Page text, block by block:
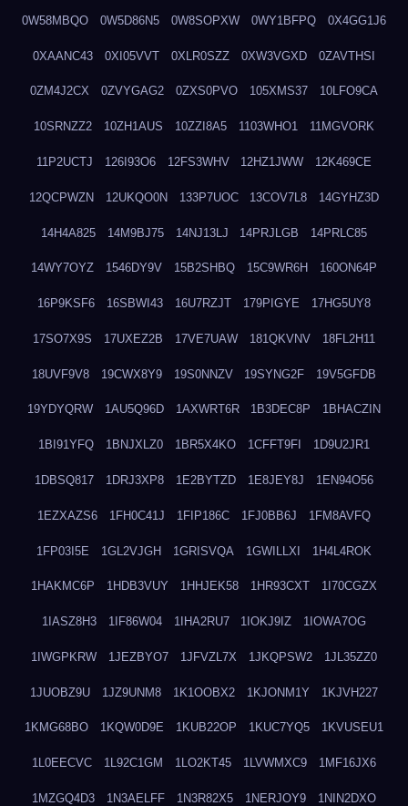
0W58MBQO 0W5D86N5 0W8SOPXW 0WY1BFPQ 0X4GG1J6
0XAANC43 0XI05VVT 0XLR0SZZ 0XW3VGXD 0ZAVTHSI
0ZM4J2CX 0ZVYGAG2 0ZXS0PVO 105XMS37 10LFO9CA
10SRNZZ2 10ZH1AUS 10ZZI8A5 1103WHO1 11MGVORK
11P2UCTJ 126I93O6 12FS3WHV 12HZ1JWW 12K469CE
12QCPWZN 12UKQO0N 133P7UOC 13COV7L8 14GYHZ3D
14H4A825 14M9BJ75 14NJ13LJ 14PRJLGB 14PRLC85
14WY7OYZ 1546DY9V 15B2SHBQ 15C9WR6H 160ON64P
16P9KSF6 16SBWI43 16U7RZJT 179PIGYE 17HG5UY8
17SO7X9S 17UXEZ2B 17VE7UAW 181QKVNV 18FL2H11
18UVF9V8 19CWX8Y9 19S0NNZV 19SYNG2F 19V5GFDB
19YDYQRW 1AU5Q96D 1AXWRT6R 1B3DEC8P 1BHACZIN
1BI91YFQ 1BNJXLZ0 1BR5X4KO 1CFFT9FI 1D9U2JR1
1DBSQ817 1DRJ3XP8 1E2BYTZD 1E8JEY8J 1EN94O56
1EZXAZS6 1FH0C41J 1FIP186C 1FJ0BB6J 1FM8AVFQ
1FP03I5E 1GL2VJGH 1GRISVQA 1GWILLXI 1H4L4ROK
1HAKMC6P 1HDB3VUY 1HHJEK58 1HR93CXT 1I70CGZX
1IASZ8H3 1IF86W04 1IHA2RU7 1IOKJ9IZ 1IOWA7OG
1IWGPKRW 1JEZBYO7 1JFVZL7X 1JKQPSW2 1JL35ZZ0
1JUOBZ9U 1JZ9UNM8 1K1OOBX2 1KJONM1Y 1KJVH227
1KMG68BO 1KQW0D9E 1KUB22OP 1KUC7YQ5 1KVUSEU1
1L0EECVC 1L92C1GM 1LO2KT45 1LVWMXC9 1MF16JX6
1MZGQ4D3 1N3AELFF 1N3R82X5 1NERJOY9 1NIN2DXO